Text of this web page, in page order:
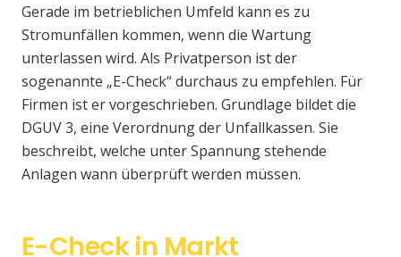
Gerade im betrieblichen Umfeld kann es zu
Stromunfällen kommen, wenn die Wartung
unterlassen wird. Als Privatperson ist der
sogenannte „E-Check“ durchaus zu empfehlen. Für
Firmen ist er vorgeschrieben. Grundlage bildet die
DGUV 3, eine Verordnung der Unfallkassen. Sie
beschreibt, welche unter Spannung stehende
Anlagen wann überprüft werden müssen.
E-Check in Markt